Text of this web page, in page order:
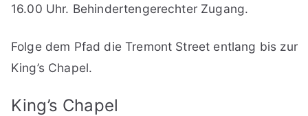
16.00 Uhr. Behindertengerechter Zugang.
Folge dem Pfad die Tremont Street entlang bis zur
King’s Chapel.
King’s Chapel